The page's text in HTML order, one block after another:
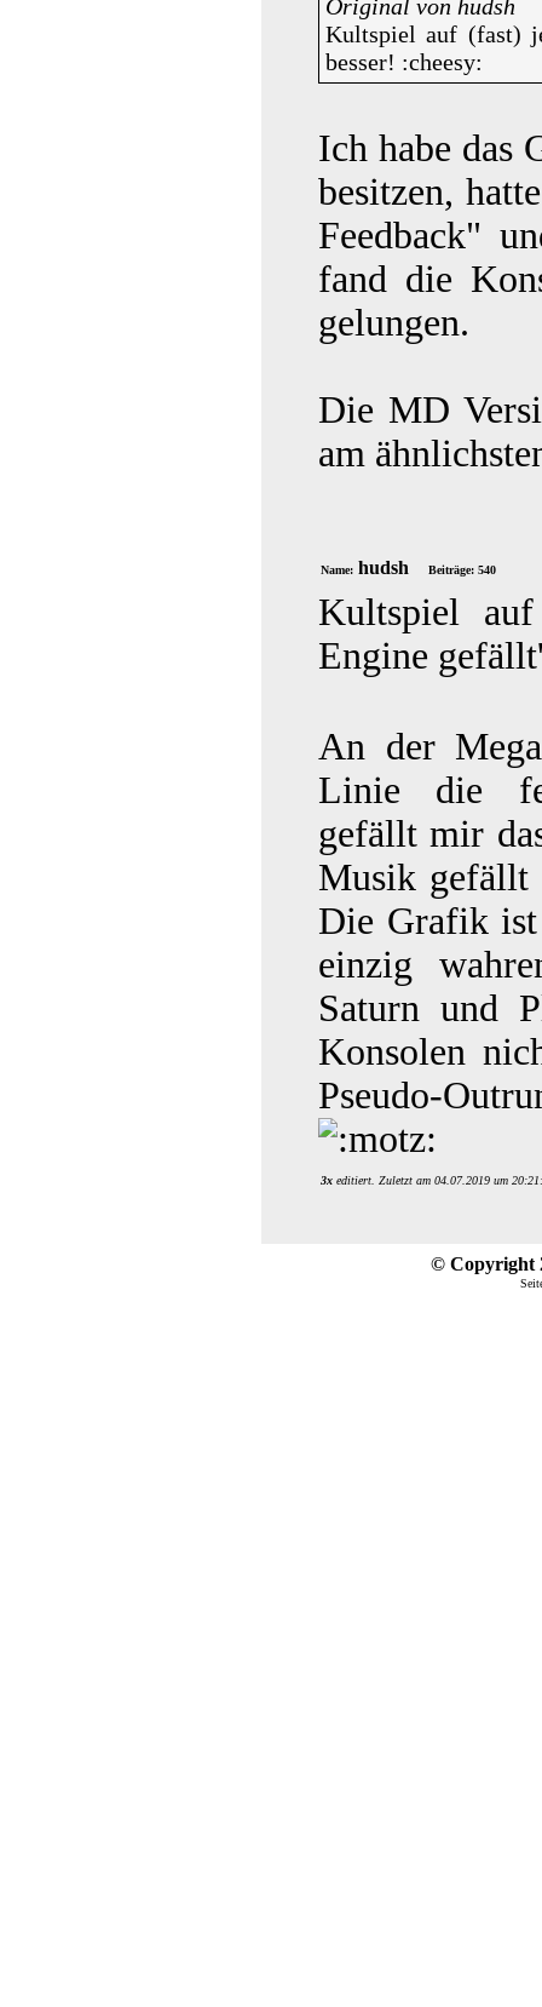
Original von hudsh
Kultspiel auf (fast)
besser! :cheesy:
Ich habe das
besitzen,
Feedback"
fand die
gelungen.
Die MD
am
Name: hudsh Beiträge: 540
Kultspiel
Engine
An der
Linie die
gefällt mir
Musik gefällt
Die Grafik ist
einzig
Saturn und
Konsolen
Pseudo-
3x editiert. Zuletzt am 04.07.2019 um
© Copyright